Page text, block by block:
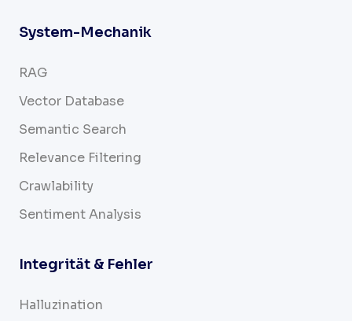
System-Mechanik
RAG
Vector Database
Semantic Search
Relevance Filtering
Crawlability
Sentiment Analysis
Integrität & Fehler
Halluzination